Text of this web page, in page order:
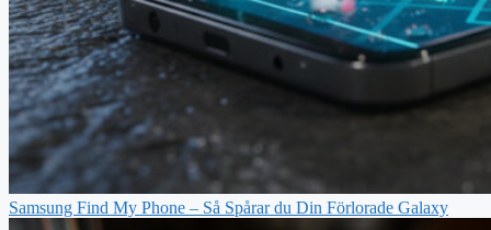
Samsung Find My Phone – Så Spårar du Din Förlorade Galaxy